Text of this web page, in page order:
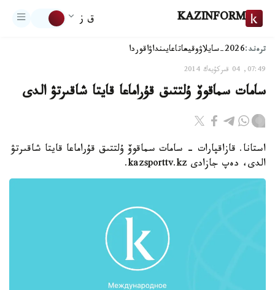
KAZINFORM ق ز
ترەند:2026-سايلاۋ وقيعاتاعايىنداۋاقوردا
07:49, 04 قىركۇيەك 2014
سامات سماقوۆ ۇلتتىق قۇراماعا قايتا شاقىرتۋ الدى
استانا. قازاقپارات - سامات سماقوۆ ۇلتتىق قۇراماعا قايتا شاقىرتۋ
الدى، دەپ جازادى kazsporttv.kz.